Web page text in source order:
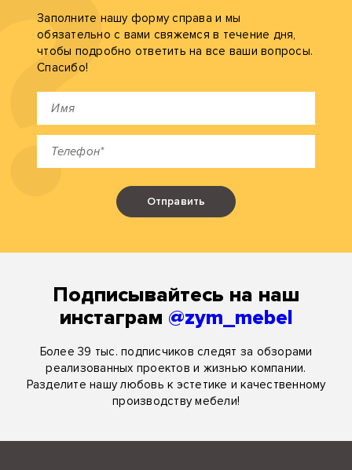
Заполните нашу форму справа и мы
обязательно с вами свяжемся в течение дня,
чтобы подробно ответить на все ваши вопросы.
Спасибо!
Отправить
Подписывайтесь на наш
инстаграм @zym_mebel
Более 39 тыс. подписчиков следят за обзорами
реализованных проектов и жизнью компании.
Разделите нашу любовь к эстетике и качественному
производству мебели!